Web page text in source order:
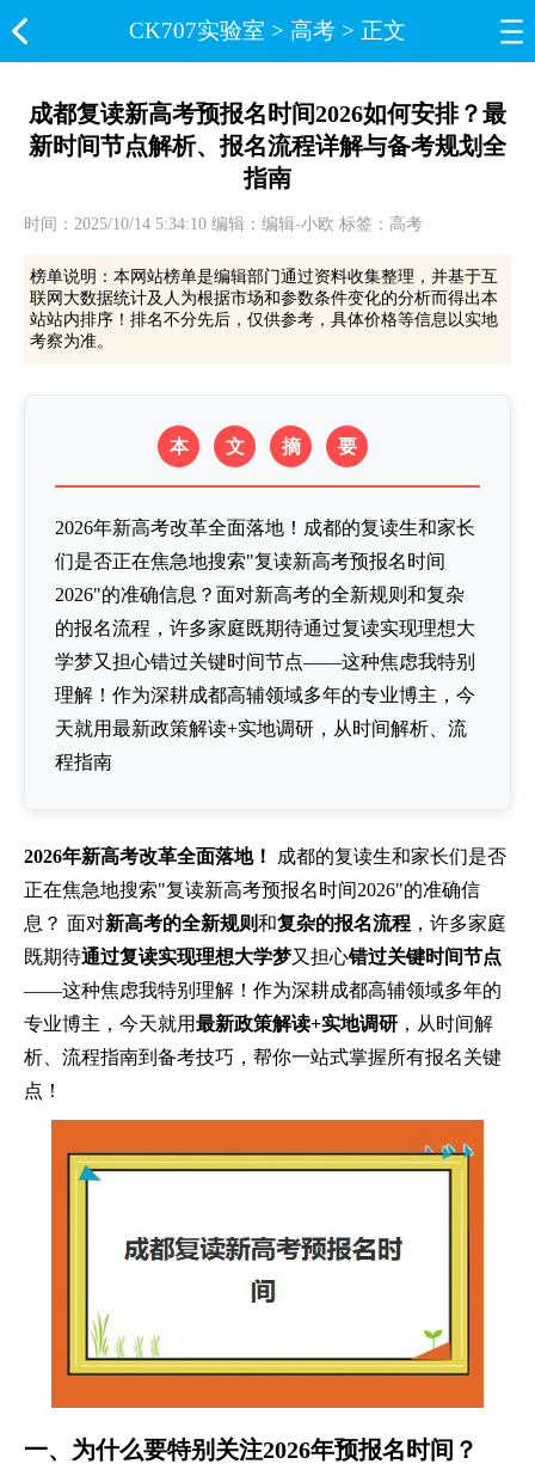
CK707实验室​ > 高考 > 正文
成都复读新高考预报名时间2026如何安排？最
新时间节点解析、报名流程详解与备考规划全
指南
时间：2025/10/14 5:34:10 编辑：编辑-小欧 标签：高考
榜单说明：本网站榜单是编辑部门通过资料收集整理，并基于互
联网大数据统计及人为根据市场和参数条件变化的分析而得出本
站站内排序！排名不分先后，仅供参考，具体价格等信息以实地
考察为准。
本 文 摘 要
2026年新高考改革全面落地！成都的复读生和家长
们是否正在焦急地搜索"复读新高考预报名时间
2026"的准确信息？面对新高考的全新规则和复杂
的报名流程，许多家庭既期待通过复读实现理想大
学梦又担心错过关键时间节点——这种焦虑我特别
理解！作为深耕成都高辅领域多年的专业博主，今
天就用最新政策解读+实地调研，从时间解析、流
程指南
2026年新高考改革全面落地！
成都的复读生和家长们是否
正在焦急地搜索"复读新高考预报名时间2026"的准确信
息？ 面对新高考的全新规则和复杂的报名流程 ，许多家庭
既期待通过复读实现理想大学梦又担心错过关键时间节点
——这种焦虑我特别理解！作为深耕成都高辅领域多年的
专业博主，今天就用最新政策解读+实地调研 ，从时间解
析、流程指南到备考技巧，帮你一站式掌握所有报名关键
点！
一、为什么要特别关注2026年预报名时间？